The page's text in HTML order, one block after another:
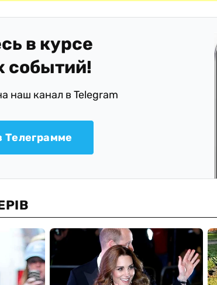
в курсе
событий!
наш канал в Telegram
Телеграмме